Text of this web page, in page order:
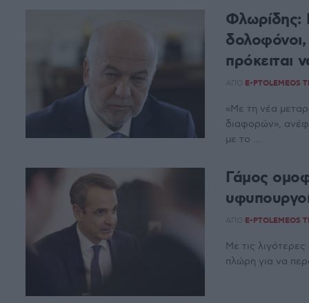
Φλωρίδης:
πρόκειται
ΑΠΌ E-PTOLEMEOS
«Με τη νέα
διαφορών»,
με το ...
Γάμος
ΑΠΌ E-PTOLEMEOS
Με τις
πλώρη για να